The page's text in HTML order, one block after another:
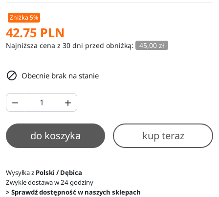
Zniżka 5%
42.75 PLN
Najniższa cena z 30 dni przed obniżką: 45,00 zł
 Obecnie brak na stanie
 
do koszyka kup teraz
Wysyłka z Polski / Dębica
Zwykle dostawa w 24 godziny
> Sprawdź dostępność w naszych sklepach